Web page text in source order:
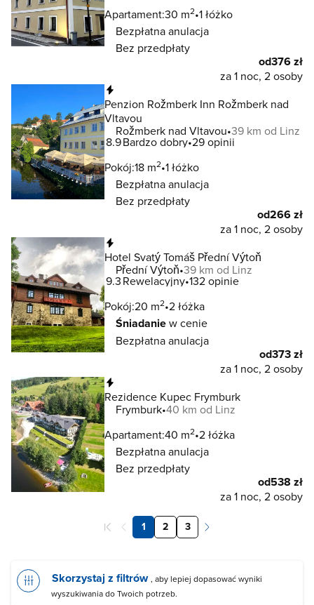
Apartament:30 m2 1 łóżko
Bezpłatna anulacja
Bez przedpłaty
od376 zł
za 1 noc, 2 osoby
Penzion Rožmberk Inn Rožmberk nad
Vltavou
Rožmberk nad Vltavou 39 km od Linz
8.9Bardzo dobry 29 opinii
Pokój:18 m2 1 łóżko
Bezpłatna anulacja
Bez przedpłaty
od266 zł
za 1 noc, 2 osoby
Hotel Svatý Tomáš Přední Výtoň
Přední Výtoň 39 km od Linz
9.3Rewelacyjny 132 opinie
Pokój:20 m2 2 łóżka
Śniadaniew cenie
Bezpłatna anulacja
od373 zł
za 1 noc, 2 osoby
Rezidence Kupec Frymburk
Frymburk 40 km od Linz
Apartament:40 m2 2 łóżka
Bezpłatna anulacja
Bez przedpłaty
od538 zł
za 1 noc, 2 osoby
1 2 3
Skorzystaj z filtrów , aby lepiej dopasować wyniki
wyszukiwania do Twoich potrzeb.